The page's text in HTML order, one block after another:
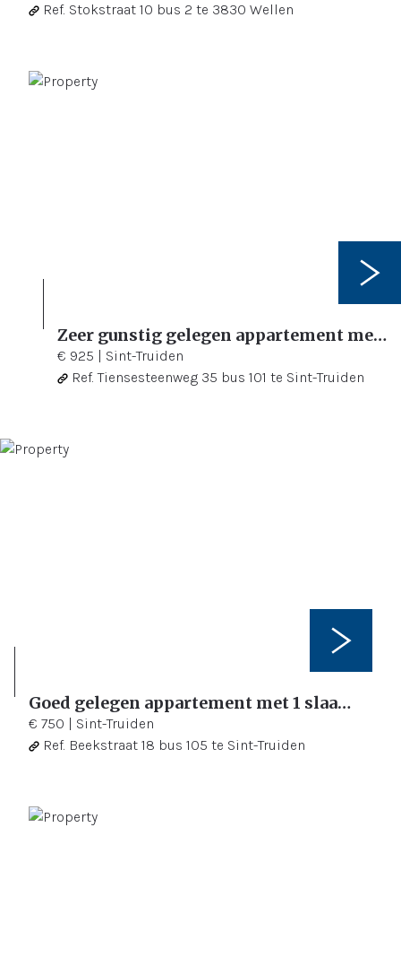
Ref. Stokstraat 10 bus 2 te 3830 Wellen
2 75 m² Zeer gunstig gelegen appartement met 2 slaapkamers en 2 terrassen
€ 925 | Sint-Truiden
Ref. Tiensesteenweg 35 bus 101 te Sint-Truiden
1 70 m² Goed gelegen appartement met 1 slaapkamer midden in het centrum
€ 750 | Sint-Truiden
Ref. Beekstraat 18 bus 105 te Sint-Truiden